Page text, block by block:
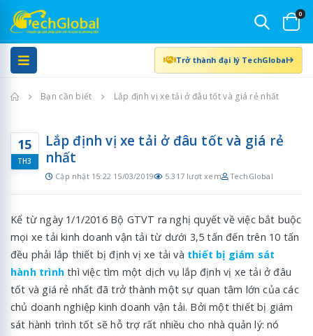
0
Trở thành đại lý TechGlobal
Trang chủBạn cần biết Lắp định vị xe tải ở đâu tốt và giá rẻ nhất
15
TH3
Lắp định vị xe tải ở đâu tốt và giá rẻ
nhất
Cập nhật 15:22 15/03/2019 5.317 lượt xem TechGlobal
Kể từ ngày 1/1/2016 Bộ GTVT ra nghị quyết về việc bắt buộc
mọi xe tải kinh doanh vận tải từ dưới 3,5 tấn đến trên 10 tấn
đều phải lắp thiết bị định vị xe tải và thiết bị giám sát
hành trình thì việc tìm một dịch vụ lắp định vị xe tải ở đâu
tốt và giá rẻ nhất đã trở thành một sự quan tâm lớn của các
chủ doanh nghiệp kinh doanh vận tải. Bởi một thiết bị giám
sát hành trình tốt sẽ hỗ trợ rất nhiều cho nhà quản lý: nó